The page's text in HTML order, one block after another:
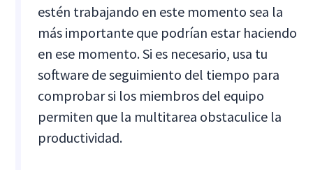
estén trabajando en este momento sea la
más importante que podrían estar haciendo
en ese momento. Si es necesario, usa tu
software de seguimiento del tiempo para
comprobar si los miembros del equipo
permiten que la multitarea obstaculice la
productividad.